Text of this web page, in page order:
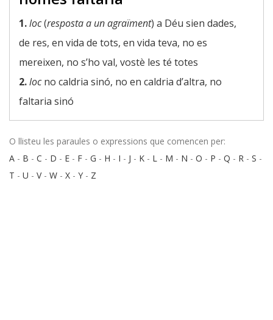
1.loc(resposta a un agraïment) a Déu sien dades,
de res, en vida de tots, en vida teva, no es
mereixen, no s’ho val, vostè les té totes
2.locno caldria sinó, no en caldria d’altra, no
faltaria sinó
O llisteu les paraules o expressions que comencen per:
A - B - C - D - E - F - G - H - I - J - K - L - M - N - O - P - Q - R - S -
T - U - V- W - X - Y - Z